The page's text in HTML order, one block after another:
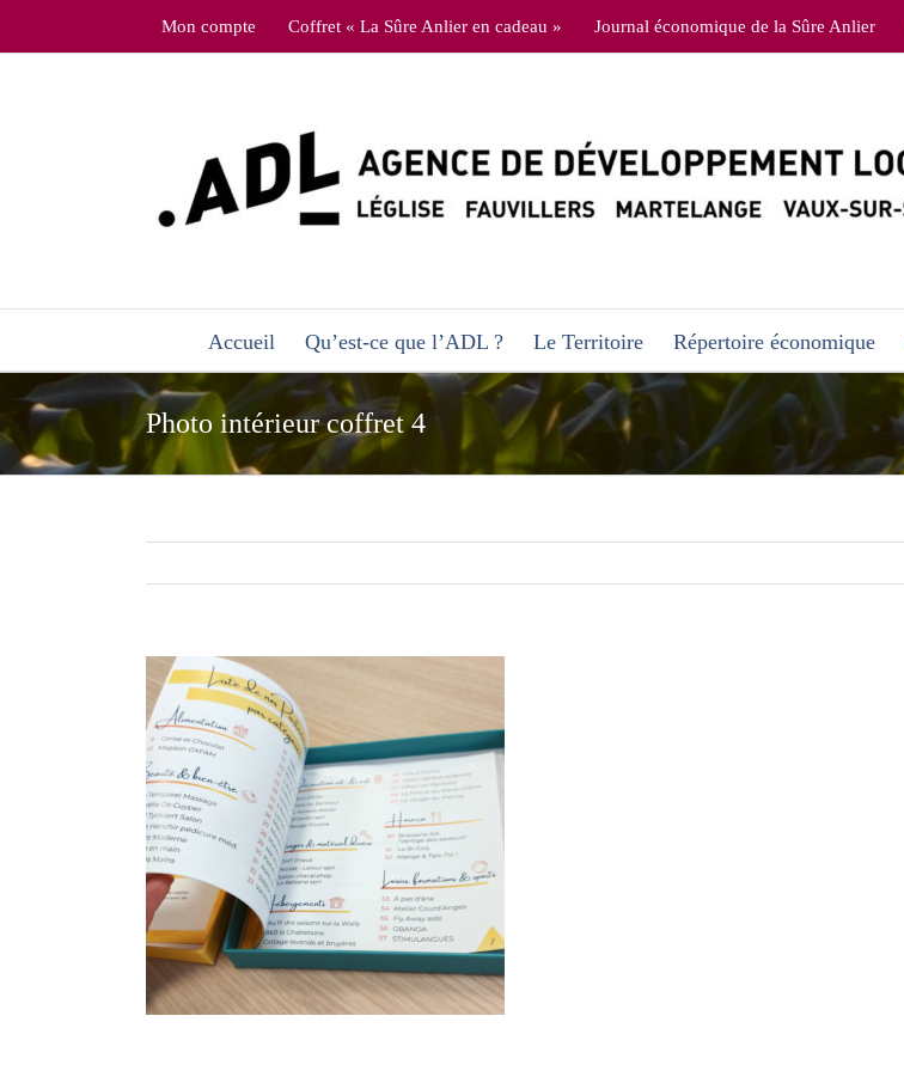
Mon compte Coffret « La Sûre Anlier en cadeau » Journal économique de la Sûre Anlier
Accueil Qu’est-ce que l’ADL ? Le Territoire Répertoire économique
Photo intérieur coffret 4